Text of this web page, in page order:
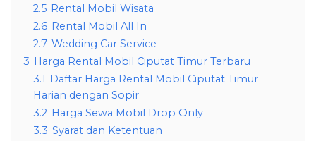
2.5 Rental Mobil Wisata
2.6 Rental Mobil All In
2.7 Wedding Car Service
3 Harga Rental Mobil Ciputat Timur Terbaru
3.1 Daftar Harga Rental Mobil Ciputat Timur
Harian dengan Sopir
3.2 Harga Sewa Mobil Drop Only
3.3 Syarat dan Ketentuan